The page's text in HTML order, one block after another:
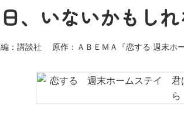
日、いないかもし
編：講談社 原作：ＡＢＥＭＡ『恋する 週末ホ